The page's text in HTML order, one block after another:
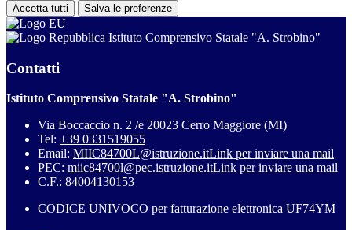
Accetta tutti Salva le preferenze
Istituto Comprensivo Statale "A. Strobino"
Contatti
Istituto Comprensivo Statale "A. Strobino"
Via Boccaccio n. 2 /e 20023 Cerro Maggiore (MI)
Tel: +39 0331519055
Email: MIIC84700L@istruzione.itLink per inviare una mail
PEC: miic84700l@pec.istruzione.itLink per inviare una mail
C.F.: 84004130153
CODICE UNIVOCO per fatturazione elettronica UF74YM